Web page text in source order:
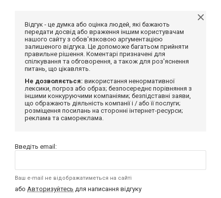
Відгук - це думка або оцінка людей, які бажають
передати досвід або враження іншим користувачам
нашого сайту з обов'язковою аргументацією
залишеного відгука. Це допоможе багатьом прийняти
правильне рішення. Коментарі призначені для
спілкування та обговорення, а також для роз'яснення
питань, що цікавлять.
Не дозволяється: використання ненормативної
лексики, погроз або образ; безпосереднє порівняння з
іншими конкуруючими компаніями; безпідставні заяви,
що ображають діяльність компанії і / або її послуги;
розміщення посилань на сторонні інтернет-ресурси;
реклама та самореклама.
Введіть email:
Ваш e-mail не відображатиметься на сайті
або Авторизуйтесь для написання відгуку